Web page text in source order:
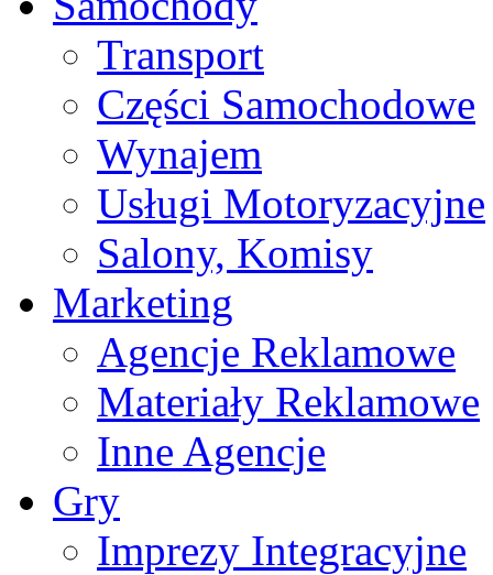
Transport
Części Samochodowe
Wynajem
Usługi Motoryzacyjne
Salony, Komisy
Marketing
Agencje Reklamowe
Materiały Reklamowe
Inne Agencje
Gry
Imprezy Integracyjne